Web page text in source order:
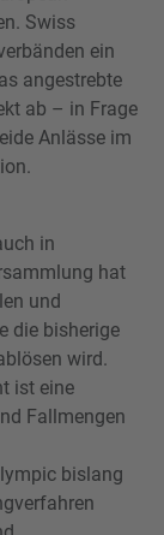
Swiss
ein
angestrebte
ab – in Frage
Anlässe im
in
hat
und
die bisherige
wird.
ist eine
Fallmengen
bislang